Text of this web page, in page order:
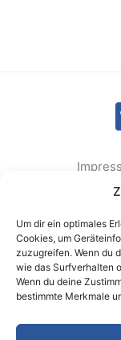
Um dir ein optimales
Cookies, um
zuzugreifen. Wenn du
wie das Surfverhalten
Wenn du deine
bestimmte Merkmale
Berichte &